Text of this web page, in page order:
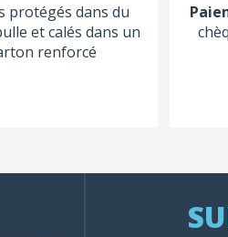
protégés dans du
et calés dans un
renforcé